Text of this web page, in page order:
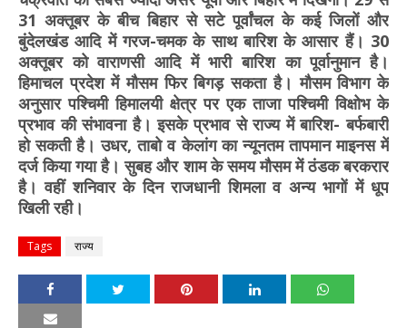
31 अक्तूबर के बीच बिहार से सटे पूर्वांचल के कई जिलों और
बुंदेलखंड आदि में गरज-चमक के साथ बारिश के आसार हैं। 30
अक्तूबर को वाराणसी आदि में भारी बारिश का पूर्वानुमान है।
हिमाचल प्रदेश में मौसम फिर बिगड़ सकता है। मौसम विभाग के
अनुसार पश्चिमी हिमालयी क्षेत्र पर एक ताजा पश्चिमी विक्षोभ के
प्रभाव की संभावना है। इसके प्रभाव से राज्य में बारिश- बर्फबारी
हो सकती है। उधर, ताबो व केलांग का न्यूनतम तापमान माइनस में
दर्ज किया गया है। सुबह और शाम के समय मौसम में ठंडक बरकरार
है। वहीं शनिवार के दिन राजधानी शिमला व अन्य भागों में धूप
खिली रही।
Tags राज्य